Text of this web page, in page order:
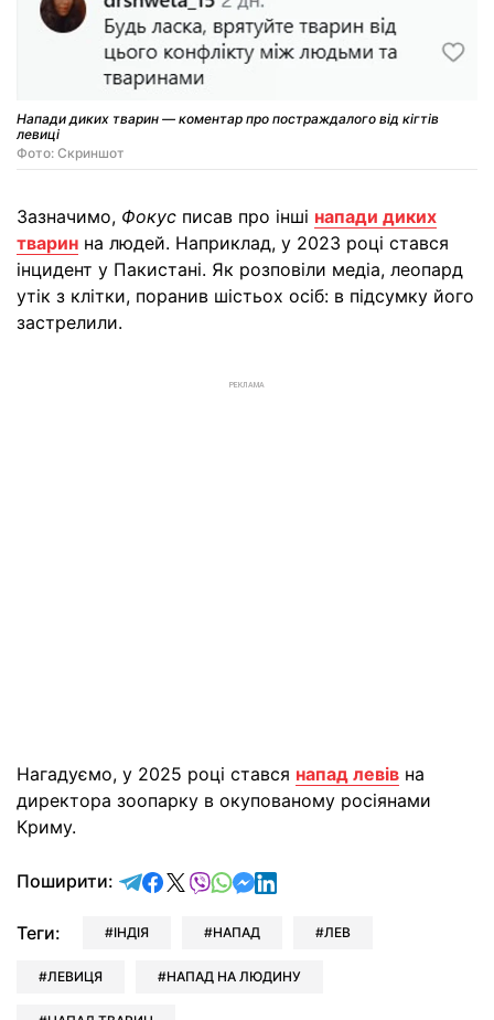
Напади диких тварин — коментар про постраждалого від кігтів
левиці
Фото: Скриншот
Зазначимо, Фокус писав про інші напади диких
тварин на людей. Наприклад, у 2023 році стався
інцидент у Пакистані. Як розповіли медіа, леопард
утік з клітки, поранив шістьох осіб: в підсумку його
застрелили.
РЕКЛАМА
Нагадуємо, у 2025 році стався напад левів на
директора зоопарку в окупованому росіянами
Криму.
Поширити: відправити у Telegram
поділитись у Facebook
поділитись у X
відправити у Viber
відправити у Whatsapp
відправити у Messenger
відправити у LinkedIn
Теги: ІНДІЯ НАПАД ЛЕВ
ЛЕВИЦЯ НАПАД НА ЛЮДИНУ